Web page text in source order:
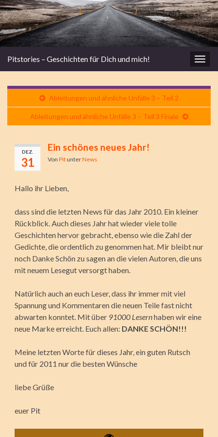
Pitstories – Geschichten für Dich und mich!
Ableitungen und ähnliche Unfälle 3 – Teil 2
Ableitungen und ähnliche Unfälle 3 – Teil 3 Finale
DEZ.
31
Ein schönes neues Jahr!
Von PitunterNews
Hallo ihr Lieben,
dass sind die letzten News für das Jahr 2010. Ein kleiner
Rückblick. Auch dieses Jahr hat wieder viele tolle
Geschichten hervor gebracht, ebenso wie die Zahl der
Gedichte, die ordentlich zu genommen hat. Mir bleibt nur
noch Danke Schön zu sagen an die vielen Autoren, die uns
mit neuem Lesegut versorgt haben.
Natürlich auch an euch Leser, dass ihr immer mit viel
Spannung und Kommentaren die neuen Teile fast nicht
abwarten konntet. Mit über 91000 Lesernhaben wir eine
neue Marke erreicht. Euch allen: DANKE SCHÖN!!!
Meine letzten Worte für dieses Jahr, ein guten Rutsch
und für 2011 nur die besten Wünsche
liebe Grüße
euer Pit